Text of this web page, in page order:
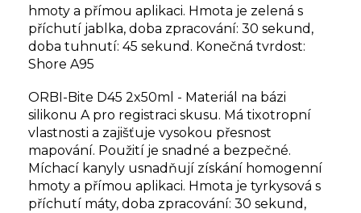
hmoty a přímou aplikaci. Hmota je zelená s
příchutí jablka, doba zpracování: 30 sekund,
doba tuhnutí: 45 sekund. Konečná tvrdost:
Shore A95
ORBI-Bite D45 2x50ml - Materiál na bázi
silikonu A pro registraci skusu. Má tixotropní
vlastnosti a zajišťuje vysokou přesnost
mapování. Použití je snadné a bezpečné.
Míchací kanyly usnadňují získání homogenní
hmoty a přímou aplikaci. Hmota je tyrkysová s
příchutí máty, doba zpracování: 30 sekund,